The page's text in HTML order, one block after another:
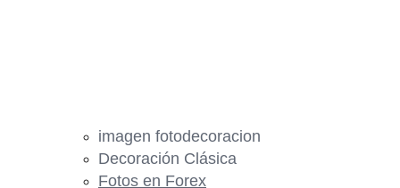
imagen fotodecoracion
Decoración Clásica
Fotos en Forex